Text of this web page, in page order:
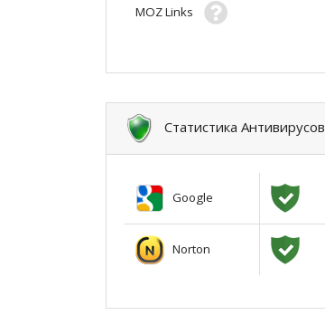
MOZ Links
Статистика Антивирусов
Google
Norton